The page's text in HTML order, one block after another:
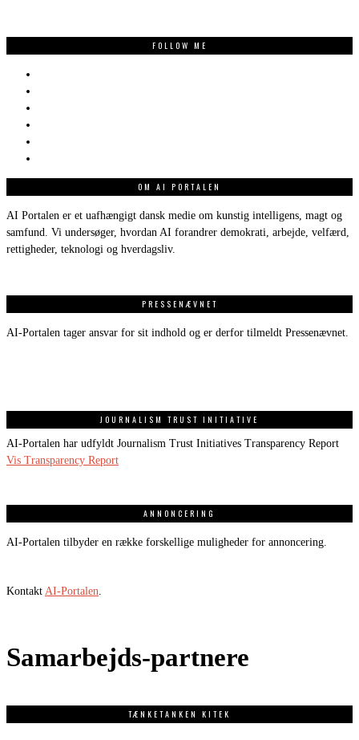
FOLLOW ME
OM AI PORTALEN
AI Portalen er et uafhængigt dansk medie om kunstig intelligens, magt og
samfund. Vi undersøger, hvordan AI forandrer demokrati, arbejde, velfærd,
rettigheder, teknologi og hverdagsliv.
PRESSENÆVNET
AI-Portalen tager ansvar for sit indhold og er derfor tilmeldt Pressenævnet.
JOURNALISM TRUST INITIATIVE
AI-Portalen har udfyldt Journalism Trust Initiatives Transparency Report
Vis Transparency Report
ANNONCERING
AI-Portalen tilbyder en række forskellige muligheder for annoncering.
Kontakt AI-Portalen
Samarbejds-partnere
TÆNKETANKEN KITEK